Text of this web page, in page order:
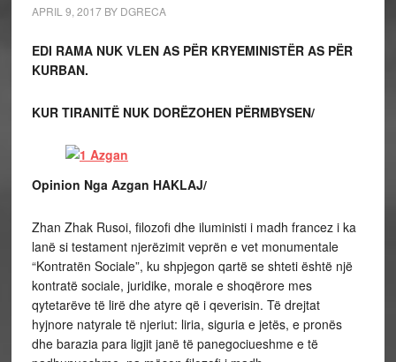
APRIL 9, 2017BY DGRECA
EDI RAMA NUK VLEN AS PËR KRYEMINISTËR AS PËR
KURBAN.
KUR TIRANITË NUK DORËZOHEN PËRMBYSEN/
Opinion Nga Azgan HAKLAJ/
Zhan Zhak Rusoi, filozofi dhe iluministi i madh francez i ka
lanë si testament njerëzimit veprën e vet monumentale
“Kontratën Sociale”, ku shpjegon qartë se shteti është një
kontratë sociale, juridike, morale e shoqërore mes
qytetarëve të lirë dhe atyre që i qeverisin. Të drejtat
hyjnore natyrale të njeriut: liria, siguria e jetës, e pronës
dhe barazia para ligjit janë të panegociueshme e të